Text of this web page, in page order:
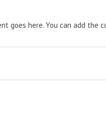
goes here. You can add the